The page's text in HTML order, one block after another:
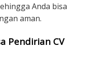
Anda bisa
aman.
Pendirian CV